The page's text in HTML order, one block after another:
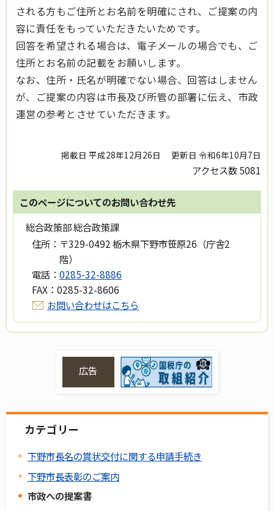
される方もご住所とお名前を明確にされ、ご提案の内
容に責任をもっていただきたいためです。
回答を希望される場合は、電子メールの場合でも、ご
住所とお名前の記載をお願いします。
なお、住所・氏名が明確でない場合、回答はしません
が、ご提案の内容は市長及び所管の部署に伝え、市政
運営の参考とさせていただきます。
掲載日 平成28年12月26日 更新日 令和6年10月7日
アクセス数5081
このページについてのお問い合わせ先
総合政策部 総合政策課
住所： 〒329-0492 栃木県下野市笹原26（庁舎2
階）
電話： 0285-32-8886
FAX： 0285-32-8606
お問い合わせはこちら
広告
カテゴリー
下野市長名の賞状交付に関する申請手続き
下野市長表彰のご案内
市政への提案書